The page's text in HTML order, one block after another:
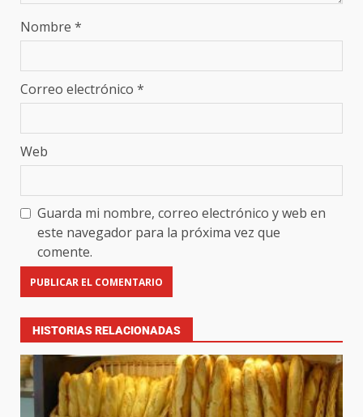
Nombre *
Correo electrónico *
Web
Guarda mi nombre, correo electrónico y web en
este navegador para la próxima vez que
comente.
HISTORIAS RELACIONADAS